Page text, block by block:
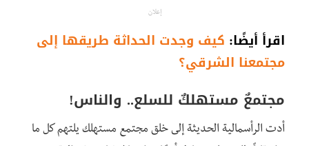
إعلان
اقرأ أيضًا: كيف وجدت الحداثة طريقها إلى
مجتمعنا الشرقي؟
مجتمعٌ مستهلكٌ للسلع.. والناس!
أدت الرأسمالية الحديثة إلى خلق مجتمع مستهلك يلتهم كل ما